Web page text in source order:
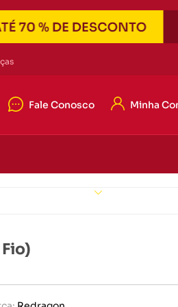
Fale Conosco
7121
Minha
de pilha
Eletrônicos
de pilha
portátil